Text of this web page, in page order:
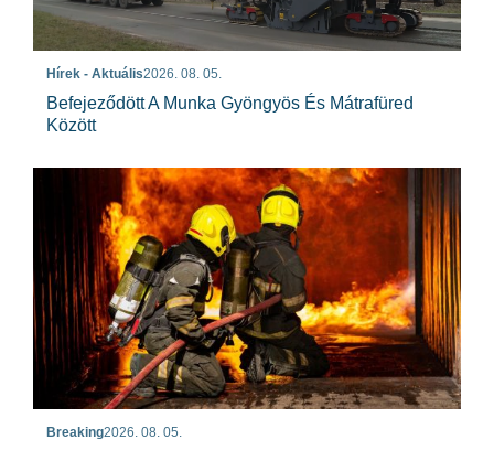
Hírek - Aktuális2026. 08. 05.
Befejeződött A Munka Gyöngyös És Mátrafüred
Között
Breaking2026. 08. 05.